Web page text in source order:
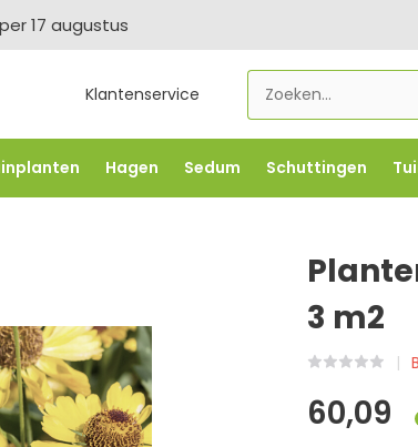
17 augustus
Klantenservice
Hagen Sedum Schuttingen
-5% vanaf €500 -FLOWBO500 -7,5%
3 m2
60,09